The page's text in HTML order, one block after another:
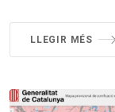
LLEGIR MÉS